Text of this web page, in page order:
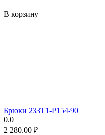
В корзину
Брюки 233T1-P154-90
0.0
2 280.00 ₽